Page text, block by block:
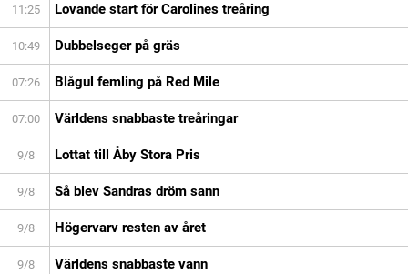
11:25 Lovande start för Carolines treåring
10:49 Dubbelseger på gräs
07:26 Blågul femling på Red Mile
07:00 Världens snabbaste treåringar
9/8 Lottat till Åby Stora Pris
9/8 Så blev Sandras dröm sann
9/8 Högervarv resten av året
9/8 Världens snabbaste vann